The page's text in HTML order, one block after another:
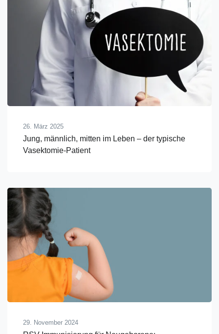
26. März 2025
Jung, männlich, mitten im Leben – der typische
Vasektomie-Patient
29. November 2024